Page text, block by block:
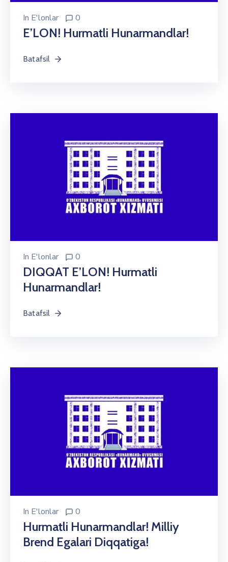
In E'lonlar 0
E’LON! Hurmatli Hunarmandlar!
Batafsil
In E'lonlar 0
DIQQAT E’LON! Hurmatli
Hunarmandlar!
Batafsil
In E'lonlar 0
Hurmatli Hunarmandlar! Milliy
Brend Egalari Diqqatiga!